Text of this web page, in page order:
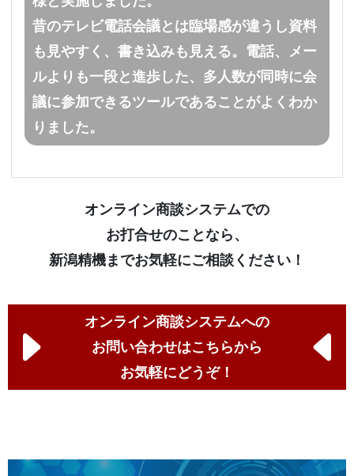
昔のテレビ電話会議とは臨場感が違うし資料
も見やすく、書き込みも見える。電話、メー
ルよりも一段と進歩した、多人数が同時に会
議に参加できるツールであることがよくわか
りました。
オンライン商談システムでの
お打合せのことなら、
新潟精機までお気軽にご相談ください！
オンライン商談システムへの
お問い合わせはこちらから
お気軽にどうぞ！